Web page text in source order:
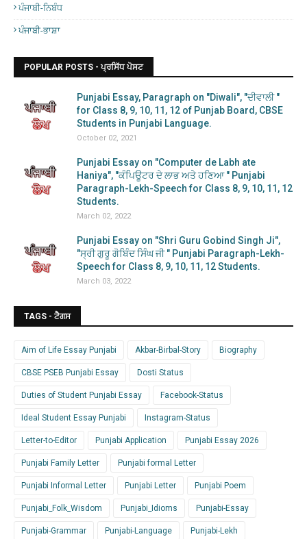
ਪੰਜਾਬੀ-ਨਿਬੰਧ
ਪੰਜਾਬੀ-ਭਾਸ਼ਾ
POPULAR POSTS - ਪ੍ਰਸਿੱਧ ਪੋਸਟ
Punjabi Essay, Paragraph on "Diwali", "ਦੀਵਾਲੀ "
for Class 8, 9, 10, 11, 12 of Punjab Board, CBSE
Students in Punjabi Language.
October 02, 2021
Punjabi Essay on "Computer de Labh ate
Haniya", "ਕੰਪਿਊਟਰ ਦੇ ਲਾਭ ਅਤੇ ਹਣਿਆ " Punjabi
Paragraph-Lekh-Speech for Class 8, 9, 10, 11, 12
Students.
March 02, 2022
Punjabi Essay on "Shri Guru Gobind Singh Ji",
"ਸ੍ਰੀ ਗੁਰੂ ਗੋਬਿੰਦ ਸਿੰਘ ਜੀ " Punjabi Paragraph-Lekh-
Speech for Class 8, 9, 10, 11, 12 Students.
March 03, 2022
TAGS - ਟੈਗਸ
Aim of Life Essay Punjabi Akbar-Birbal-Story Biography
CBSE PSEB Punjabi Essay Dosti Status
Duties of Student Punjabi Essay Facebook-Status
Ideal Student Essay Punjabi Instagram-Status
Letter-to-Editor Punjabi Application Punjabi Essay 2026
Punjabi Family Letter Punjabi formal Letter
Punjabi Informal Letter Punjabi Letter Punjabi Poem
Punjabi_Folk_Wisdom Punjabi_Idioms Punjabi-Essay
Punjabi-Grammar Punjabi-Language Punjabi-Lekh